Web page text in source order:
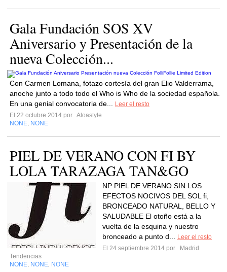
Gala Fundación SOS XV
Aniversario y Presentación de la
nueva Colección...
Con Carmen Lomana, fotazo cortesía del gran Elio Valderrama,
anoche junto a todo todo el Who is Who de la sociedad española.
En una genial convocatoria de...
Leer el resto
El 22 octubre 2014 por Aloastyle
NONE NONE
PIEL DE VERANO CON FI BY
LOLA TARAZAGA TAN&GO
NP PIEL DE VERANO SIN LOS
EFECTOS NOCIVOS DEL SOL fi,
BRONCEADO NATURAL, BELLO Y
SALUDABLE El otoño está a la
vuelta de la esquina y nuestro
bronceado a punto d...
Leer el resto
El 24 septiembre 2014 por
Madrid
Tendencias
NONE NONE NONE